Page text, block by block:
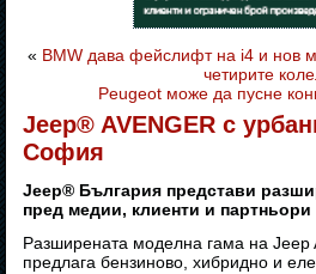
« BMW дава фейслифт на i4 и нов
четирите
Peugeot може да пусне
Jeep® AVENGER с
София
Jeep® България представи
пред медии, клиенти и партньори
Разширената моделна гама на Jeep
предлага бензиново, хибридно и